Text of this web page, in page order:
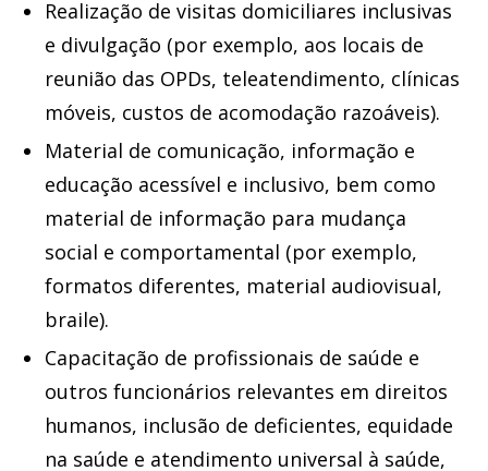
Realização de visitas domiciliares inclusivas
e divulgação (por exemplo, aos locais de
reunião das OPDs, teleatendimento, clínicas
móveis, custos de acomodação razoáveis).
Material de comunicação, informação e
educação acessível e inclusivo, bem como
material de informação para mudança
social e comportamental (por exemplo,
formatos diferentes, material audiovisual,
braile).
Capacitação de profissionais de saúde e
outros funcionários relevantes em direitos
humanos, inclusão de deficientes, equidade
na saúde e atendimento universal à saúde,